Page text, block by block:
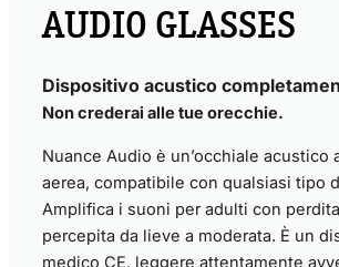
AUDIO GLASSES
Dispositivo acustico
Non crederai alle tue orecchie.
Nuance Audio è un’occhiale acustico
aerea, compatibile con qualsiasi tipo
Amplifica i suoni per adulti con
percepita da lieve a moderata. È un
medico CE, leggere attentamente